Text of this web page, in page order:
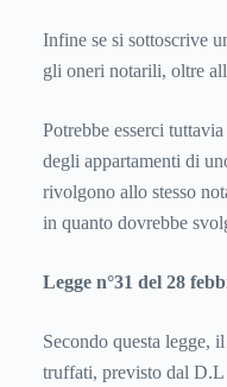
Infine se si sottoscrive
gli oneri notarili, oltre
Potrebbe esserci
degli appartamenti di
rivolgono allo stesso
in quanto dovrebbe
Legge n°31 del 28
Secondo questa legge,
truffati, previsto dal D.L